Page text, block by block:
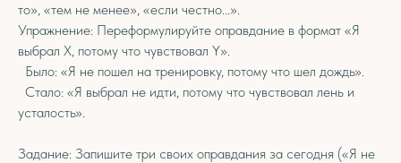
то», «тем не менее», «если честно...».
Упражнение: Переформулируйте оправдание в формат «Я
выбрал X, потому что чувствовал Y».
Было: «Я не пошел на тренировку, потому что шел дождь».
Стало: «Я выбрал не идти, потому что чувствовал лень и
усталость».
Задание: Запишите три своих оправдания за сегодня («Я не